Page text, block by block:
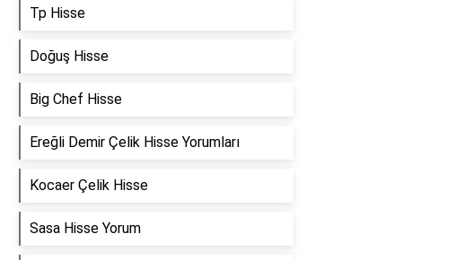
Tp Hisse
Doğuş Hisse
Big Chef Hisse
Ereğli Demir Çelik Hisse Yorumları
Kocaer Çelik Hisse
Sasa Hisse Yorum